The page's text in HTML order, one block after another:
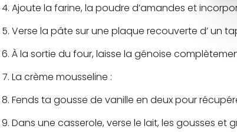
Ajoute la farine, la poudre d’amandes et
Verse la pâte sur une plaque recouverte d’ un
À la sortie du four, laisse la génoise
La crème mousseline :
Fends ta gousse de vanille en deux pour
Dans une casserole, verse le lait, les gousses